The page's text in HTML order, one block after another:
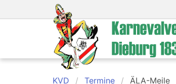
KVD Termine ÄLA-Meile